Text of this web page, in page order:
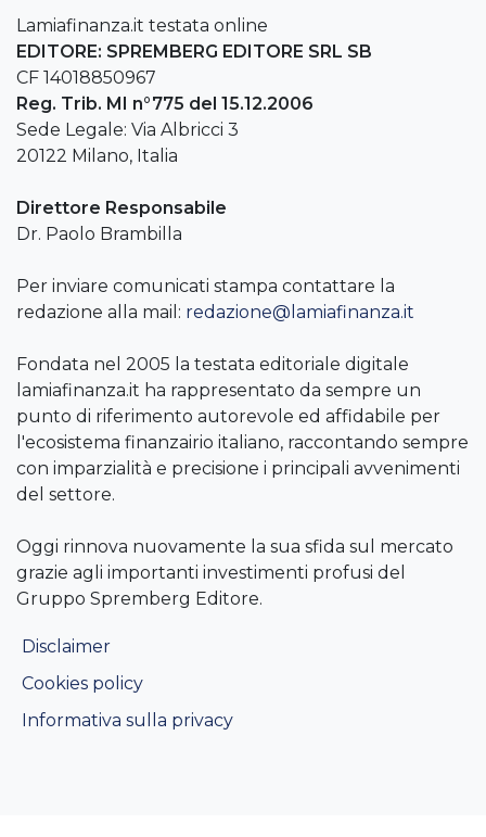
Lamiafinanza.it testata online
EDITORE: SPREMBERG EDITORE SRL SB
CF 14018850967
Reg. Trib. MI n°775 del 15.12.2006
Sede Legale: Via Albricci 3
20122 Milano, Italia
Direttore Responsabile
Dr. Paolo Brambilla
Per inviare comunicati stampa contattare la
redazione alla mail: redazione@lamiafinanza.it
Fondata nel 2005 la testata editoriale digitale
lamiafinanza.it ha rappresentato da sempre un
punto di riferimento autorevole ed affidabile per
l'ecosistema finanzairio italiano, raccontando sempre
con imparzialità e precisione i principali avvenimenti
del settore.
Oggi rinnova nuovamente la sua sfida sul mercato
grazie agli importanti investimenti profusi del
Gruppo Spremberg Editore.
Disclaimer
Cookies policy
Informativa sulla privacy